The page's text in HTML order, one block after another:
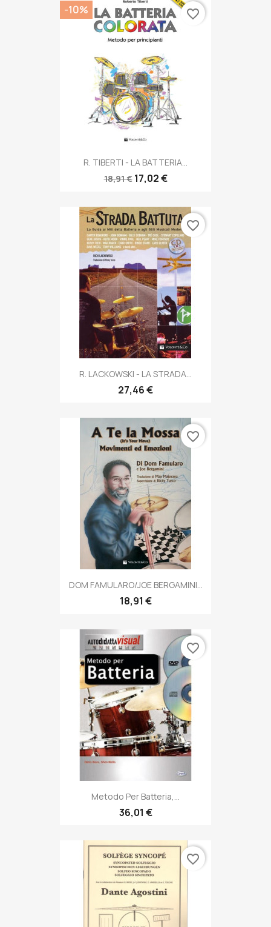
R. TIBERTI - LA BATTERIA...
18,91 € 17,02 €
-10% favorite_border
R. LACKOWSKI - LA STRADA...
27,46 €
favorite_border
DOM FAMULARO/JOE BERGAMINI...
18,91 €
favorite_border
Metodo Per Batteria,...
36,01 €
favorite_border
favorite_border